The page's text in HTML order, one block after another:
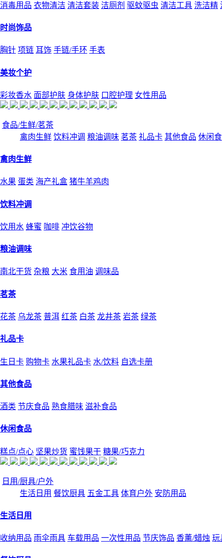
消毒用品 衣物清洁 清洁套装 洁厕剂 驱蚊驱虫 清洁工具 洗洁精
时尚饰品
胸针 项链 耳饰 手链/手环 手表
美妆个护
彩妆香水 面部护肤 身体护肤 口腔护理 女性用品
食品/生鲜/茗茶
禽肉生鲜 饮料冲调 粮油调味 茗茶 礼品卡 其他食品 休闲
禽肉生鲜
水果 蛋类 海产礼盒 猪牛羊鸡肉
饮料冲调
饮用水 蜂蜜 咖啡 冲饮谷物
粮油调味
南北干货 杂粮 大米 食用油 调味品
茗茶
花茶 乌龙茶 普洱 红茶 白茶 龙井茶 岩茶 绿茶
礼品卡
生日卡 购物卡 水果礼品卡 水/饮料 自选卡册
其他食品
酒类 节庆食品 熟食腊味 滋补食品
休闲食品
糕点/点心 坚果炒货 蜜饯果干 糖果/巧克力
日用/厨具/户外
生活日用 餐饮厨具 五金工具 体育户外 安防用品
生活日用
收纳用品 雨伞雨具 车载用品 一次性用品 节庆饰品 香薰/蜡烛 玩